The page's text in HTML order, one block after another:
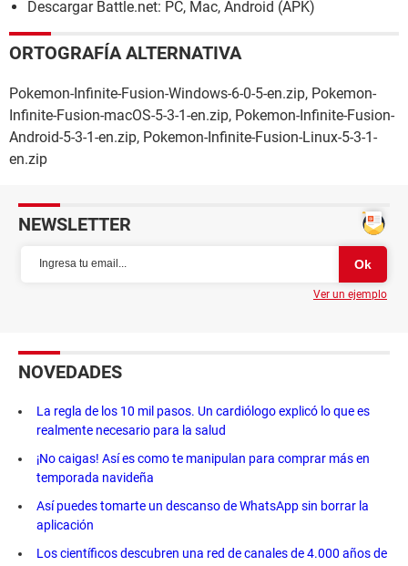
Descargar Battle.net: PC, Mac, Android (APK)
ORTOGRAFÍA ALTERNATIVA
Pokemon-Infinite-Fusion-Windows-6-0-5-en.zip, Pokemon-
Infinite-Fusion-macOS-5-3-1-en.zip, Pokemon-Infinite-Fusion-
Android-5-3-1-en.zip, Pokemon-Infinite-Fusion-Linux-5-3-1-
en.zip
NEWSLETTER
Ver un ejemplo
NOVEDADES
La regla de los 10 mil pasos. Un cardiólogo explicó lo que es
realmente necesario para la salud
¡No caigas! Así es como te manipulan para comprar más en
temporada navideña
Así puedes tomarte un descanso de WhatsApp sin borrar la
aplicación
Los científicos descubren una red de canales de 4.000 años de